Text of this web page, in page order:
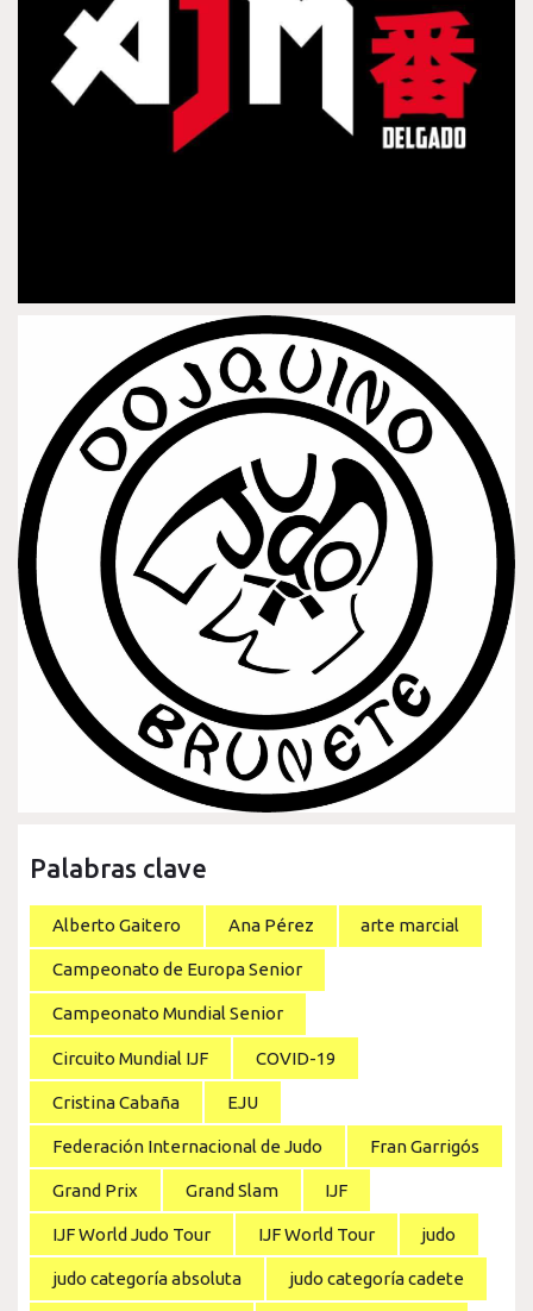
Palabras clave
Alberto Gaitero Ana Pérez arte marcial
Campeonato de Europa Senior
Campeonato Mundial Senior
Circuito Mundial IJF COVID-19
Cristina Cabaña EJU
Federación Internacional de Judo Fran Garrigós
Grand Prix Grand Slam IJF
IJF World Judo Tour IJF World Tour judo
judo categoría absoluta judo categoría cadete